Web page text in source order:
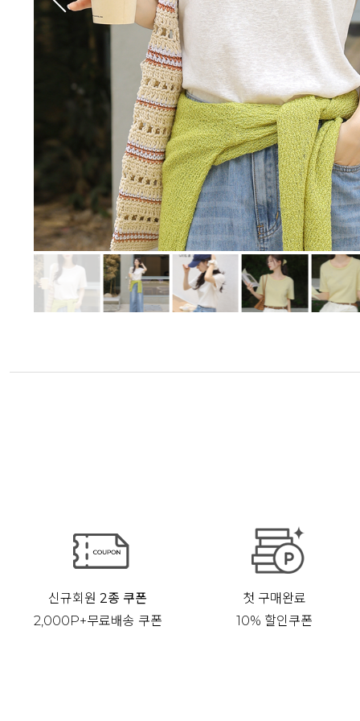
신규회원2종 쿠폰
2,000P+무료배송 쿠폰
첫 구매완료
10% 할인쿠폰